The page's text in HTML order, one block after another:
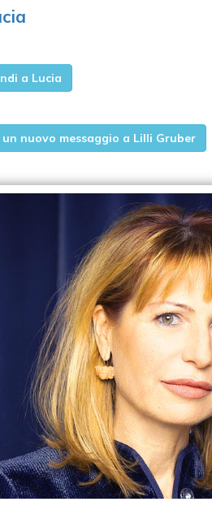
a Lucia
un nuovo messaggio a Lilli Gruber